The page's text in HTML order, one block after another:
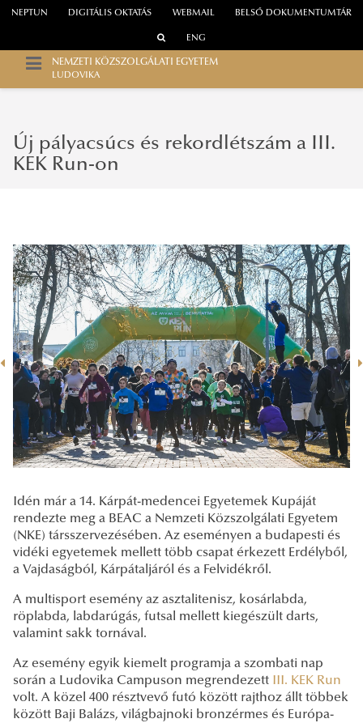
WEBMAIL
NEPTUN DIGITÁLIS OKTATÁS BELSŐ DOKUMENTUMTÁR
ENG
NEMZETI KÖZSZOLGÁLATI EGYETEM
LUDOVIKA
Új pályacsúcs és rekordlétszám a III.
KEK Run-on
Idén már a 14. Kárpát-medencei Egyetemek Kupáját
rendezte meg a BEAC a Nemzeti Közszolgálati Egyetem
(NKE) társszervezésében. Az eseményen a budapesti és
vidéki egyetemek mellett több csapat érkezett Erdélyből,
a Vajdaságból, Kárpátaljáról és a Felvidékről.
A multisport esemény az asztalitenisz, kosárlabda,
röplabda, labdarúgás, futsal mellett kiegészült darts,
valamint sakk tornával.
Az esemény egyik kiemelt programja a szombati nap
során a Ludovika Campuson megrendezett III. KEK Run
volt. A közel 400 résztvevő futó között rajthoz állt többek
között Baji Balázs, világbajnoki bronzérmes és Európa-